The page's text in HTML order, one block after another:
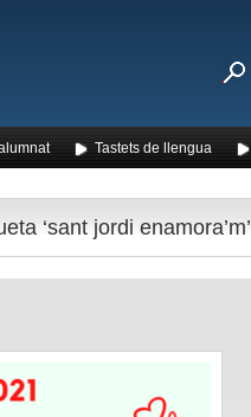
Tastets de llengua
‘sant jordi enamora’m’